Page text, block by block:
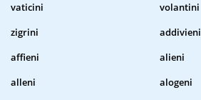
vaticini
volantini
zigrini
addivieni
affieni
alieni
alleni
alogeni